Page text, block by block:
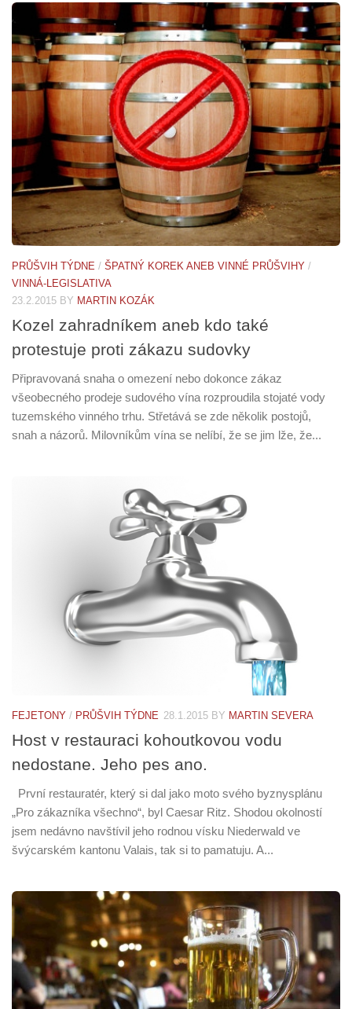
PRŮŠVIH TÝDNE / ŠPATNÝ KOREK ANEB VINNÉ PRŮŠVIHY /
VINNÁ-LEGISLATIVA
23.2.2015 BY MARTIN KOZÁK
Kozel zahradníkem aneb kdo také
protestuje proti zákazu sudovky
Připravovaná snaha o omezení nebo dokonce zákaz
všeobecného prodeje sudového vína rozproudila stojaté vody
tuzemského vinného trhu. Střetává se zde několik postojů,
snah a názorů. Milovníkům vína se nelíbí, že se jim lže, že...
FEJETONY / PRŮŠVIH TÝDNE 28.1.2015 BY MARTIN SEVERA
Host v restauraci kohoutkovou vodu
nedostane. Jeho pes ano.
První restauratér, který si dal jako moto svého byznysplánu
„Pro zákazníka všechno“, byl Caesar Ritz. Shodou okolností
jsem nedávno navštívil jeho rodnou vísku Niederwald ve
švýcarském kantonu Valais, tak si to pamatuju. A...